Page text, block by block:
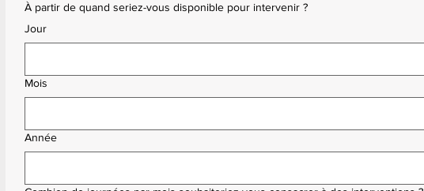
À partir de quand seriez-vous disponible pour intervenir ?
Jour
Mois
Année